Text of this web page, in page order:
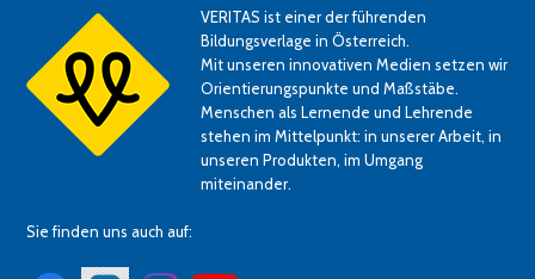
VERITAS ist einer der führenden
Bildungsverlage in Österreich.
Mit unseren innovativen Medien setzen wir
Orientierungspunkte und Maßstäbe.
Menschen als Lernende und Lehrende
stehen im Mittelpunkt: in unserer Arbeit, in
unseren Produkten, im Umgang
miteinander.
Sie finden uns auch auf: